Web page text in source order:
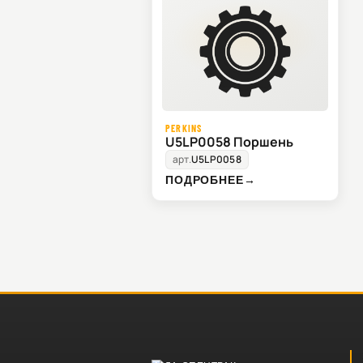
PERKINS
U5LP0058 Поршень
арт.U5LP0058
ПОДРОБНЕЕ→